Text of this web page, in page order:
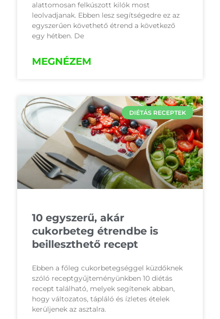
alattomosan felkúszott kilók most
leolvadjanak. Ebben lesz segítségedre ez az
egyszerűen követhető étrend a következő
egy hétben. De
MEGNÉZEM
DIÉTÁS RECEPTEK
10 egyszerű, akár
cukorbeteg étrendbe is
beilleszthető recept
Ebben a főleg cukorbetegséggel küzdőknek
szóló receptgyűjteményünkben 10 diétás
recept található, melyek segítenek abban,
hogy változatos, tápláló és ízletes ételek
kerüljenek az asztalra.